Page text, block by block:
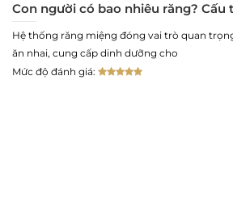
Con người có bao nhiêu răng? Cấu
Hệ thống răng miệng đóng vai trò quan
ăn nhai, cung cấp dinh dưỡng cho
Mức độ đánh giá: